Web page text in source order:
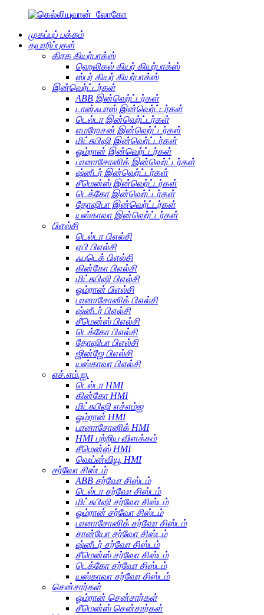
முகப்புப் பக்கம்
தயாரிப்புகள்
கிரக கியர்பாக்ஸ்
ஹெலிகல் கியர் கியர்பாக்ஸ்
ஸ்பர் கியர் கியர்பாக்ஸ்
இன்வெர்ட்டர்கள்
ABB இன்வெர்ட்டர்கள்
டான்ஃபாஸ் இன்வெர்ட்டர்கள்
டெல்டா இன்வெர்ட்டர்கள்
எமரோசன் இன்வெர்ட்டர்கள்
மிட்சுபிஷி இன்வெர்ட்டர்கள்
ஓம்ரான் இன்வெர்ட்டர்கள்
பானாசோனிக் இன்வெர்ட்டர்கள்
ஷ்னீடர் இன்வெர்ட்டர்கள்
சீமென்ஸ் இன்வெர்ட்டர்கள்
டெக்கோ இன்வெர்ட்டர்கள்
தோஷிபா இன்வெர்ட்டர்கள்
யஸ்காவா இன்வெர்ட்டர்கள்
பிஎல்சி
டெல்டா பிஎல்சி
ஏபி பிஎல்சி
ஃபடெக் பிஎல்சி
கின்கோ பிஎல்சி
மிட்சுபிஷி பிஎல்சி
ஓம்ரான் பிஎல்சி
பானாசோனிக் பிஎல்சி
ஷ்னீடர் பிஎல்சி
சீமென்ஸ் பிஎல்சி
டெக்கோ பிஎல்சி
தோஷிபா பிஎல்சி
ஜின்ஜே பிஎல்சி
யஸ்காவா பிஎல்சி
எச்.எம்.ஐ.
டெல்டா HMI
கின்கோ HMI
மிட்சுபிஷி எச்எம்ஐ
ஓம்ரான் HMI
பானாசோனிக் HMI
HMI பற்றிய விளக்கம்
சீமென்ஸ் HMI
வெய்ன்வியூ HMI
சர்வோ சிஸ்டம்
ABB சர்வோ சிஸ்டம்
டெல்டா சர்வோ சிஸ்டம்
மிட்சுபிஷி சர்வோ சிஸ்டம்
ஓம்ரான் சர்வோ சிஸ்டம்
பானாசோனிக் சர்வோ சிஸ்டம்
சான்யோ சர்வோ சிஸ்டம்
ஷ்னீடர் சர்வோ சிஸ்டம்
சீமென்ஸ் சர்வோ சிஸ்டம்
டெக்கோ சர்வோ சிஸ்டம்
யஸ்காவா சர்வோ சிஸ்டம்
சென்சார்கள்
ஓம்ரான் சென்சார்கள்
சீமென்ஸ் சென்சார்கள்